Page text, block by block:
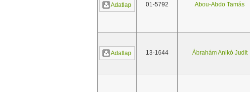
Adatlap 01-5792 Abou-Abdo Tamás
Adatlap 13-1644 Ábrahám Anikó Judit